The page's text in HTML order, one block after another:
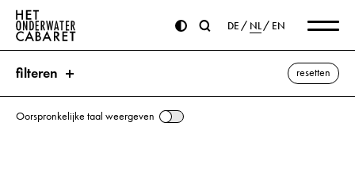
DE NL EN
filteren resetten
Oorspronkelijke taal weergeven